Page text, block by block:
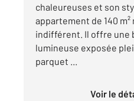
chaleureuses et son
appartement de 140 m²
indifférent. Il offre une
lumineuse exposée
parquet ...
Voir le